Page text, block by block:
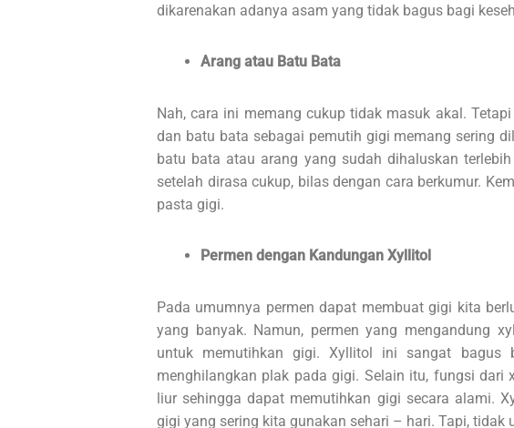
dikarenakan adanya asam yang tidak bagus bagi
Arang atau Batu Bata
Nah, cara ini memang cukup tidak masuk akal.
dan batu bata sebagai pemutih gigi memang sering
batu bata atau arang yang sudah dihaluskan
setelah dirasa cukup, bilas dengan cara berkumur.
pasta gigi.
Permen dengan Kandungan Xyllitol
Pada umumnya permen dapat membuat gigi kita
yang banyak. Namun, permen yang mengandung
untuk memutihkan gigi. Xyllitol ini sangat bagus
menghilangkan plak pada gigi. Selain itu, fungsi
liur sehingga dapat memutihkan gigi secara alami.
gigi yang sering kita gunakan sehari – hari. Tapi, tidak